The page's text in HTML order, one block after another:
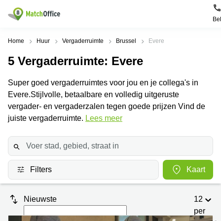
Bel
Huur & verhuur
Soorten
ruimten
Kantoor
huren
centers
huren
huren
huren
Virtueel
Populaire
Gent
Antwerpen
Brussel
Diegem
Dilbeek
Doornik
Populaire
Kantoor
te huur
in
Hasselt
Kantoor
te huur
in Genk
Bedrijvencentrum
Sint-Pieters-
Kantoor
te huur in
Hulp
Over ons
Registreer uw kantoor
Prijs
Log in
Kies een taal
Frans
Home Huur Vergaderruimte Brussel Evere
5 Vergaderruimte: Evere
Super goed vergaderruimtes voor jou en je collega's in
Evere.Stijlvolle, betaalbare en volledig uitgeruste
vergader- en vergaderzalen tegen goede prijzen Vind de
juiste vergaderruimte. Lees meer
Filters Kaart
Nieuwste
12
per